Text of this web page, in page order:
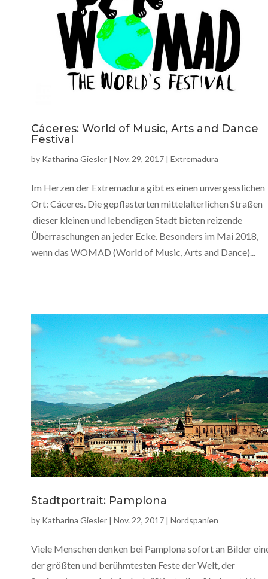
Cáceres: World of Music, Arts and Dance
Festival
by Katharina Giesler | Nov. 29, 2017 | Extremadura
Im Herzen der Extremadura gibt es einen unvergesslichen
Ort: Cáceres. Die gepflasterten mittelalterlichen Straßen
dieser kleinen und lebendigen Stadt bieten reizende
Überraschungen an jeder Ecke. Besonders im Mai 2018,
wenn das WOMAD (World of Music, Arts and Dance)...
Stadtportrait: Pamplona
by Katharina Giesler | Nov. 22, 2017 | Nordspanien
Viele Menschen denken bei Pamplona sofort an Bilder
der größten und berühmtesten Feste der Welt, der